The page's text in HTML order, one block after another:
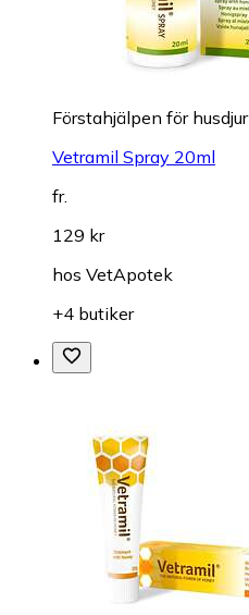
Förstahjälpen för husdjur
Vetramil Spray 20ml
fr.
129 kr
hos VetApotek
+4 butiker